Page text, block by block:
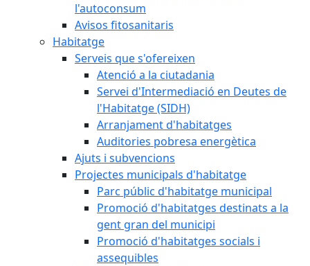
l'autoconsum
Avisos fitosanitaris
Habitatge
Serveis que s'ofereixen
Atenció a la ciutadania
Servei d'Intermediació en Deutes de
l'Habitatge (SIDH)
Arranjament d'habitatges
Auditories pobresa energètica
Ajuts i subvencions
Projectes municipals d'habitatge
Parc públic d'habitatge municipal
Promoció d'habitatges destinats a la
gent gran del municipi
Promoció d'habitatges socials i
assequibles